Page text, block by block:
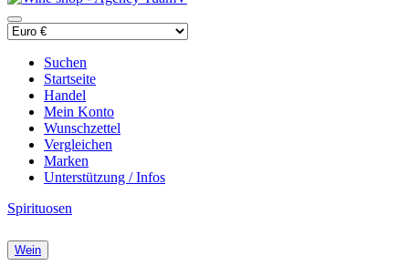
Suchen
Startseite
Handel
Mein Konto
Wunschzettel
Vergleichen
Marken
Unterstützung / Infos
Spirituosen
Wein